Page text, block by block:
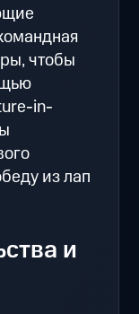
чтобы
in-
из лап
и